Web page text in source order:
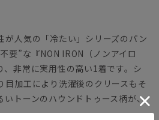
が人気の「冷たい」シリーズのパン
要”な『NON IRON（ノンアイロ
、非常に実用性の高い1着です。シ
目加工により洗濯後のクリースもそ
いトーンのハウンドトゥース柄が、